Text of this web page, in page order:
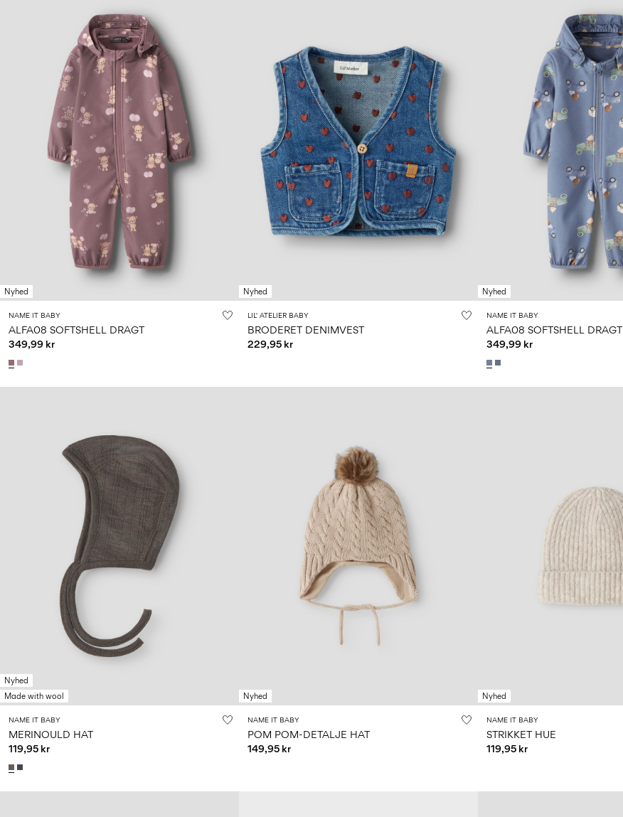
Nyhed
NAME IT BABY
ALFA08 SOFTSHELL DRAGT
349,99 kr
Nyhed
LIL' ATELIER BABY
BRODERET DENIMVEST
229,95 kr
Nyhed
NAME IT BABY
ALFA08 SOFTSHELL DRAGT
349,99 kr
Nyhed
Made with wool
NAME IT BABY
MERINOULD HAT
119,95 kr
Nyhed
NAME IT BABY
POM POM-DETALJE HAT
149,95 kr
Nyhed
NAME IT BABY
STRIKKET HUE
119,95 kr